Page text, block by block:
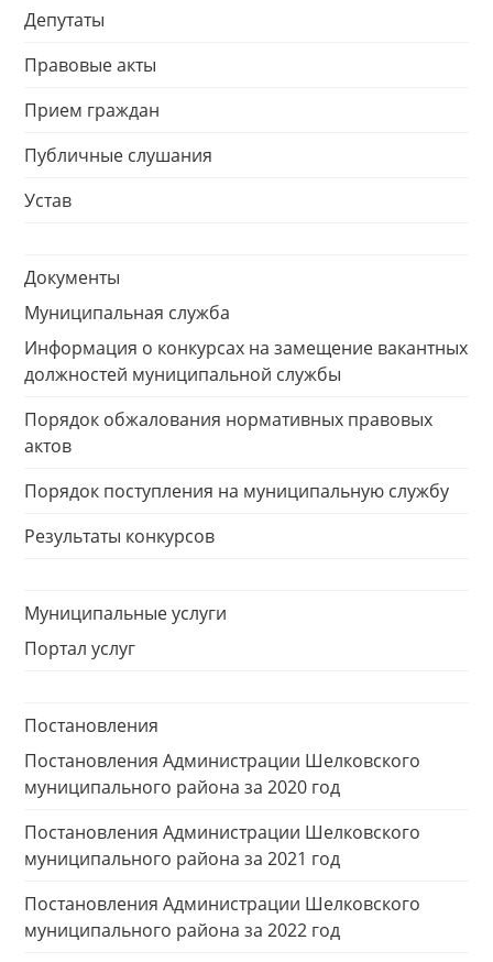
Депутаты
Правовые акты
Прием граждан
Публичные слушания
Устав
Документы
Муниципальная служба
Информация о конкурсах на замещение вакантных
должностей муниципальной службы
Порядок обжалования нормативных правовых
актов
Порядок поступления на муниципальную службу
Результаты конкурсов
Муниципальные услуги
Портал услуг
Постановления
Постановления Администрации Шелковского
муниципального района за 2020 год
Постановления Администрации Шелковского
муниципального района за 2021 год
Постановления Администрации Шелковского
муниципального района за 2022 год